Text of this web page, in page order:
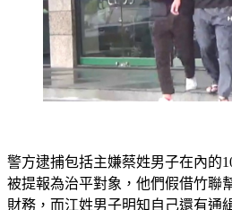
警方逮捕包括主嫌蔡姓男子在內的
被提報為治平對象，他們假借竹聯
財務，而江姓男子明知自己還有通